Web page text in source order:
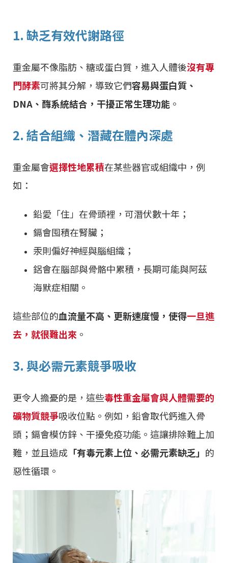
1. 缺乏有效代謝路徑
重金屬不像脂肪、糖或蛋白質，進入人體後沒有專
門酵素可將其分解，導致它們容易與蛋白質、
DNA、酶系統結合，干擾正常生理功能 。
2. 結合組織、潛藏在體內深處
重金屬會選擇性地累積在某些器官或組織中，例
如：
鉛愛「住」在骨頭裡，可潛伏數十年；
鎘會囤積在腎臟；
汞則偏好神經與腦組織；
鋁會在腦部與骨骼中累積，長期可能與阿茲
海默症相關。
這些部位的血流量不高、更新速度慢，使得一旦進
去，就很難出來 。
3. 與必需元素競爭吸收
更令人擔憂的是，這些毒性重金屬會與人體需要的
礦物質競爭吸收位點。例如，鉛會取代鈣進入骨
頭；鎘會模仿鋅、干擾免疫功能。這讓排除難上加
難，並且造成 「有毒元素上位、必需元素缺乏」 的
惡性循環。